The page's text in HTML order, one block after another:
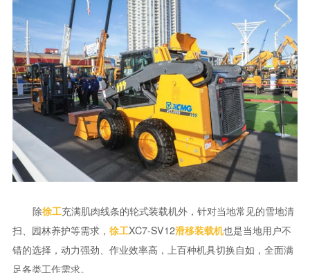
除徐工充满肌肉线条的轮式装载机外，针对当地常见的雪地清
扫、园林养护等需求， 徐工XC7-SV12滑移装载机也是当地用户不
错的选择，动力强劲、作业效率高，上百种机具切换自如，全面满
足各类工作需求。